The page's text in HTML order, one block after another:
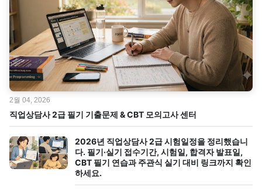
직업상담사 2급 필기 기출문제 & CBT 모의고사 센터
2월 04, 2026
2026년 직업상담사 2급 시험일정을 정리했습니
다. 필기·실기 접수기간, 시험일, 합격자 발표일,
CBT 필기 연습과 주관식 실기 대비 링크까지 확인
하세요.